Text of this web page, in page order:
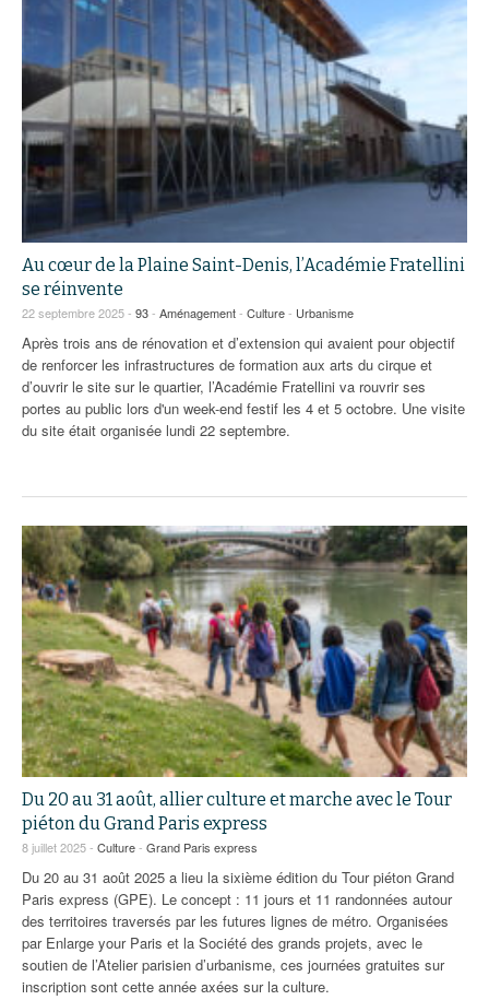
Au cœur de la Plaine Saint-Denis, l’Académie Fratellini
se réinvente
22 septembre 2025 - 93- Aménagement- Culture- Urbanisme
Après trois ans de rénovation et d’extension qui avaient pour objectif
de renforcer les infrastructures de formation aux arts du cirque et
d’ouvrir le site sur le quartier, l’Académie Fratellini va rouvrir ses
portes au public lors d'un week-end festif les 4 et 5 octobre. Une visite
du site était organisée lundi 22 septembre.
Du 20 au 31 août, allier culture et marche avec le Tour
piéton du Grand Paris express
8 juillet 2025 - Culture- Grand Paris express
Du 20 au 31 août 2025 a lieu la sixième édition du Tour piéton Grand
Paris express (GPE). Le concept : 11 jours et 11 randonnées autour
des territoires traversés par les futures lignes de métro. Organisées
par Enlarge your Paris et la Société des grands projets, avec le
soutien de l’Atelier parisien d’urbanisme, ces journées gratuites sur
inscription sont cette année axées sur la culture.